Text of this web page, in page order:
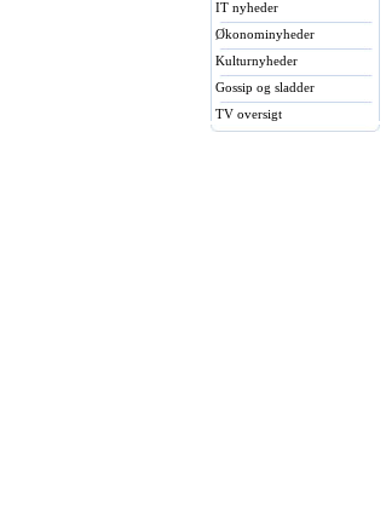
IT nyheder
Økonominyheder
Kulturnyheder
Gossip og sladder
TV oversigt